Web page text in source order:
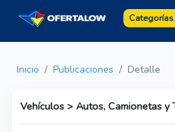
Categorías
Inicio Publicaciones Detalle
Vehículos > Autos, Camionetas